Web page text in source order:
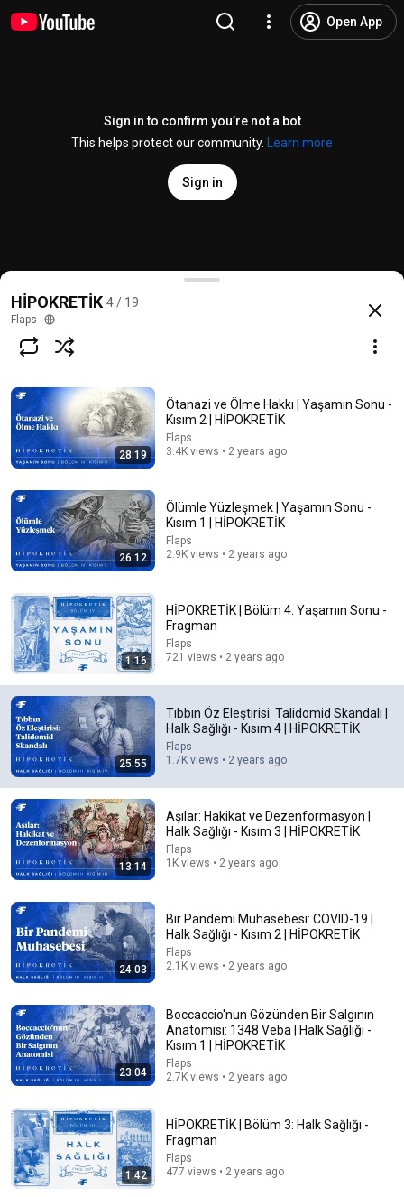
Open App
Sign in to confirm you’re not a bot
This helps protect our community.
Learn more
Sign in
Tıbbın Öz Eleştirisi: Talidomid Skandalı | Halk
@FlapsClub
Subscribe
Comments 3
Comment...
Aşılar: Hakikat ve Dezenformasyon | Halk Sağlığı -
Kısım 3 | HİPOKRETİK
Flaps • 1K views
İLK DEFA ANLATTI: Gençliğin Sırrını Veriyorum!
Depresyon, Diyabet, Kalp Sağlığı! ŞAŞIRACAKSINIZ!
Hakan Ural'la Neyse O • 615K views
HİPOKRETİK 4 / 19
Flaps
28:19
Ötanazi ve Ölme Hakkı | Yaşamın Sonu -
Kısım 2 | HİPOKRETİK
Flaps
3.4K views • 2 years ago
26:12
Ölümle Yüzleşmek | Yaşamın Sonu -
Kısım 1 | HİPOKRETİK
Flaps
2.9K views • 2 years ago
1:16
HİPOKRETİK | Bölüm 4: Yaşamın Sonu -
Fragman
Flaps
721 views • 2 years ago
25:55
Tıbbın Öz Eleştirisi: Talidomid Skandalı |
Halk Sağlığı - Kısım 4 | HİPOKRETİK
Flaps
1.7K views • 2 years ago
13:14
Aşılar: Hakikat ve Dezenformasyon |
Halk Sağlığı - Kısım 3 | HİPOKRETİK
Flaps
1K views • 2 years ago
24:03
Bir Pandemi Muhasebesi: COVID-19 |
Halk Sağlığı - Kısım 2 | HİPOKRETİK
Flaps
2.1K views • 2 years ago
23:04
Boccaccio'nun Gözünden Bir Salgının
Anatomisi: 1348 Veba | Halk Sağlığı -
Kısım 1 | HİPOKRETİK
Flaps
2.7K views • 2 years ago
1:42
HİPOKRETİK | Bölüm 3: Halk Sağlığı -
Fragman
Flaps
477 views • 2 years ago